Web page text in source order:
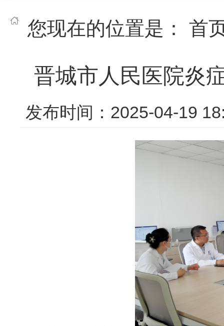
您现在的位置是： 首
晋城市人民医院炎
发布时间：2025-04-19